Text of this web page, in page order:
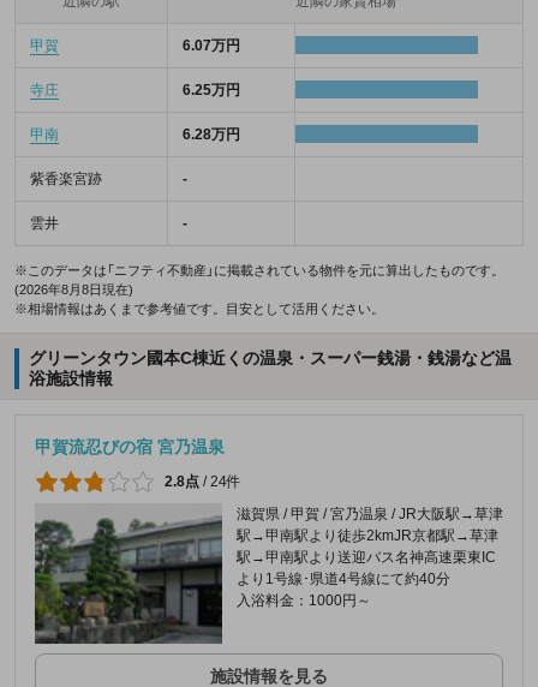
甲賀 6.07万円
寺庄 6.25万円
甲南 6.28万円
紫香楽宮跡 -
雲井 -
※このデータは「ニフティ不動産」に掲載されている物件を元に算出したものです。
(2026年8月8日現在)
※相場情報はあくまで参考値です。目安として活用ください。
グリーンタウン國本C棟近くの温泉・スーパー銭湯・銭湯など温
浴施設情報
甲賀流忍びの宿 宮乃温泉
2.8点 /24件
滋賀県 / 甲賀 / 宮乃温泉 / JR大阪駅→草津
駅→甲南駅より徒歩2kmJR京都駅→草津
駅→甲南駅より送迎バス名神高速栗東IC
より1号線･県道4号線にて約40分
入浴料金：1000円～
施設情報を見る